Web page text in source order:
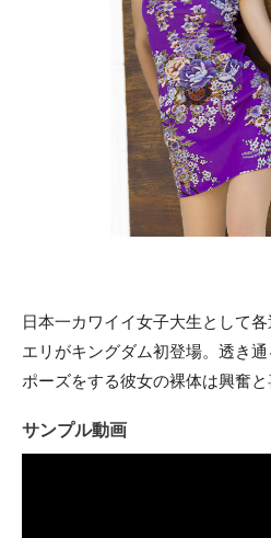
日本一カワイイ女子大生として
エリがキングダム初登場。透き
ポーズをする彼女の裸体は興奮
サンプル動画